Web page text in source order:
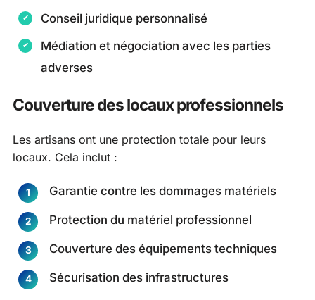
Conseil juridique personnalisé
Médiation et négociation avec les parties
adverses
Couverture des locaux professionnels
Les artisans ont une protection totale pour leurs
locaux. Cela inclut :
Garantie contre les dommages matériels
Protection du matériel professionnel
Couverture des équipements techniques
Sécurisation des infrastructures